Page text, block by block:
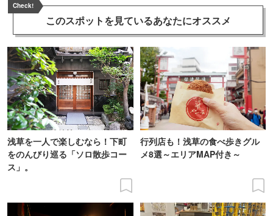
Check!
このスポットを見ているあなたにオススメ
浅草を一人で楽しむなら！下町
をのんびり巡る「ソロ散歩コー
ス」。
行列店も！浅草の食べ歩きグル
メ8選～エリアMAP付き～